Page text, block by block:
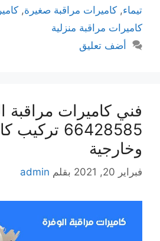
تيماء, كاميرات مراقبة صغيرة,
كاميرات مراقبة منزلية
أضف تعليق
فني كاميرات مراقبة
66428585
وخارجية
فبراير 20, 2021 بقلم admin